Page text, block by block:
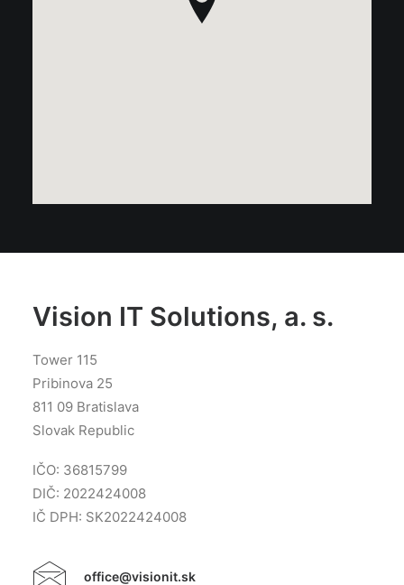
Vision IT Solutions, a. s.
Tower 115
Pribinova 25
811 09 Bratislava
Slovak Republic
IČO: 36815799
DIČ: 2022424008
IČ DPH: SK2022424008
office@visionit.sk